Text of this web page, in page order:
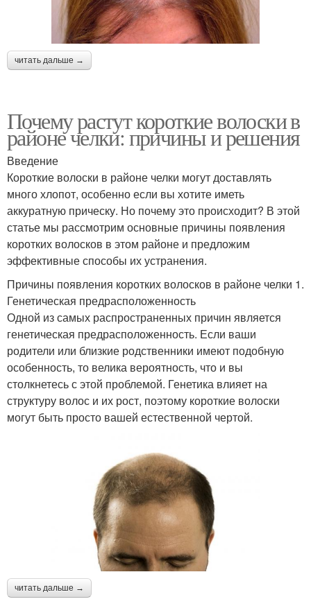
читать дальше →
Почему растут короткие волоски в
районе челки: причины и решения
Введение
Короткие волоски в районе челки могут доставлять
много хлопот, особенно если вы хотите иметь
аккуратную прическу. Но почему это происходит? В этой
статье мы рассмотрим основные причины появления
коротких волосков в этом районе и предложим
эффективные способы их устранения.
Причины появления коротких волосков в районе челки 1.
Генетическая предрасположенность
Одной из самых распространенных причин является
генетическая предрасположенность. Если ваши
родители или близкие родственники имеют подобную
особенность, то велика вероятность, что и вы
столкнетесь с этой проблемой. Генетика влияет на
структуру волос и их рост, поэтому короткие волоски
могут быть просто вашей естественной чертой.
читать дальше →